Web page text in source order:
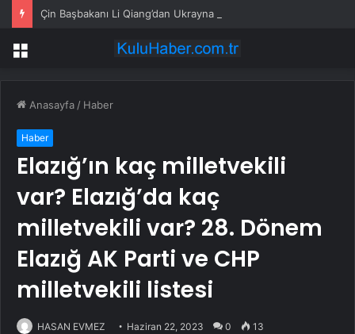
Menü
Anasayfa / Haber
Haber
Elazığ’ın kaç milletvekili
var? Elazığ’da kaç
milletvekili var? 28. Dönem
Elazığ AK Parti ve CHP
milletvekili listesi
HASAN EVMEZ Haziran 22, 2023 0 13